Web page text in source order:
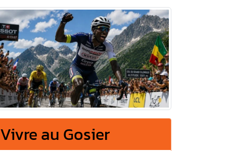
Vivre au Gosier